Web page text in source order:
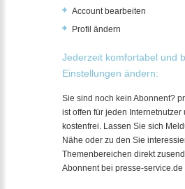
Account bearbeiten
Profil ändern
Jederzeit komfortabel und
Einstellungen ändern:
Sie sind noch kein Abonnent?
ist offen für jeden Internetnutzer
kostenfrei. Lassen Sie sich
Nähe oder zu den Sie
Themenbereichen direkt
Abonnent bei presse-service.de